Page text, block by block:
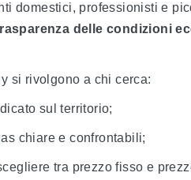
domestici, professionisti e
delle condizioni
si rivolgono a chi cerca:
sul territorio;
chiare e confrontabili;
tra prezzo fisso e